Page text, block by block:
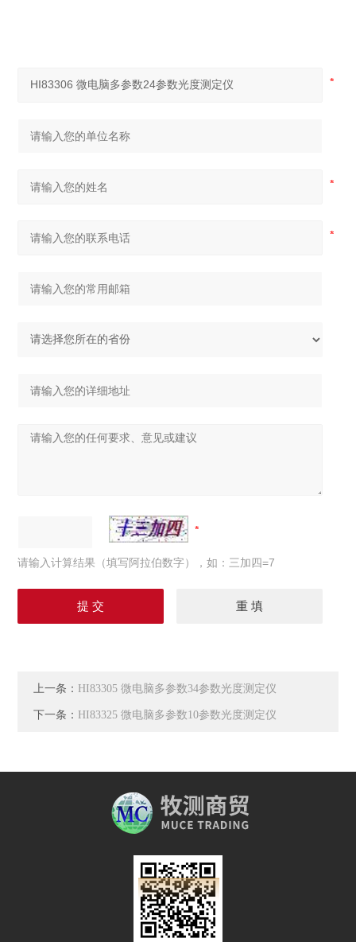
请输入计算结果（填写阿拉伯数字），如：三加四=7
上一条： HI83305 微电脑多参数34参数光度测定仪
下一条： HI83325 微电脑多参数10参数光度测定仪